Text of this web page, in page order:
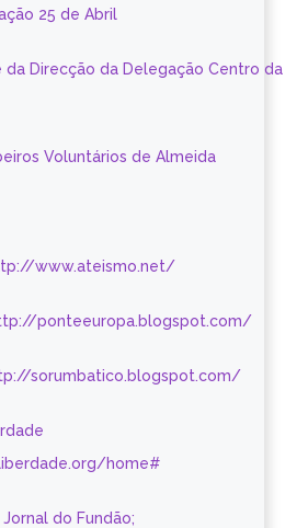
25 de Abril
Direcção da Delegação Centro da
Voluntários de Almeida
www.ateismo.net/
ponteeuropa.blogspot.com/
sorumbatico.blogspot.com/
home#
do Fundão;